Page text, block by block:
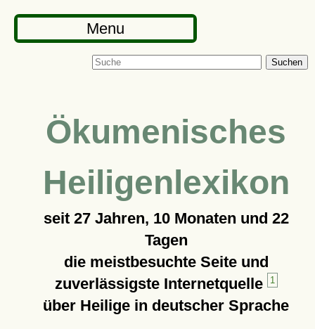
Menu
Suchen
Ökumenisches
Heiligenlexikon
seit 27 Jahren, 10 Monaten und 22
Tagen
die meistbesuchte Seite und
zuverlässigste Internetquelle
1
über Heilige in deutscher Sprache